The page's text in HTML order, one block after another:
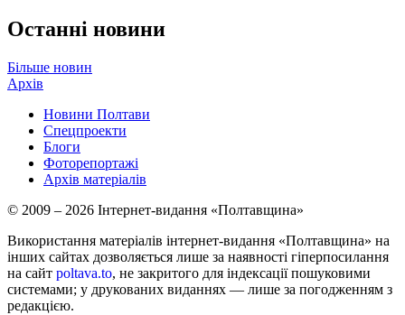
Останні новини
Більше новин
Архів
Новини Полтави
Спецпроекти
Блоги
Фоторепортажі
Архів матеріалів
© 2009 – 2026 Інтернет-видання «Полтавщина»
Використання матеріалів інтернет-видання «Полтавщина» на
інших сайтах дозволяється лише за наявності гіперпосилання
на сайт poltava.to, не закритого для індексації пошуковими
системами; у друкованих виданнях — лише за погодженням з
редакцією.